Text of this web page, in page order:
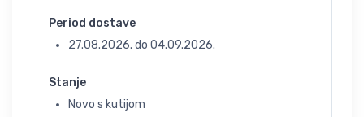
Period dostave
27.08.2026. do 04.09.2026.
Stanje
Novo s kutijom